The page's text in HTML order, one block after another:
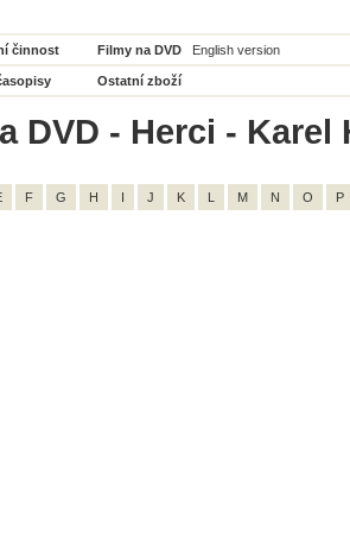
činnost Filmy na DVD English version
Ostatní zboží
DVD - Herci - Karel
F G H I J K L M N O P